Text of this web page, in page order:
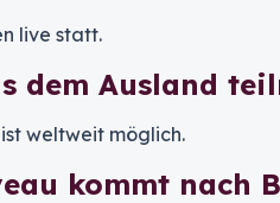
live statt.
dem Ausland
weltweit möglich.
kommt nach